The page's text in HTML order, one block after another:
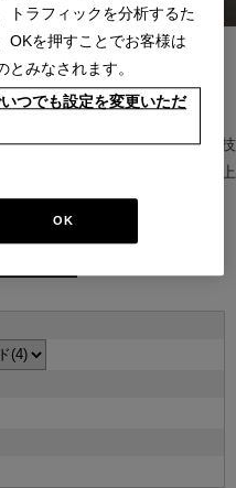
を掲げるグローバル家
本の美意識を融合し、素材や技
テリアを提案。長く愛される上
トラフィックを分析するた
OKを押すことでお客様は
みなされます。
つでも設定を変更いただ
OK